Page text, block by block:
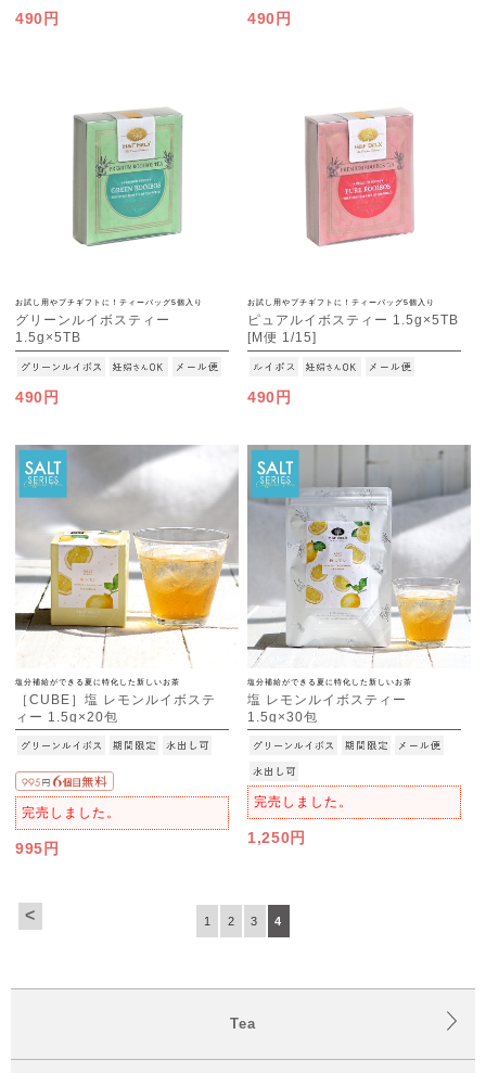
490円 490円
お試し用やプチギフトに！ティーバッグ5個入り
グリーンルイボスティー
1.5g×5TB
[M便 1/15]
490円
お試し用やプチギフトに！ティーバッグ5個入り
ピュアルイボスティー 1.5g×5TB
[M便 1/15]
490円
塩分補給ができる夏に特化した新しいお茶
［CUBE］塩 レモンルイボステ
ィー 1.5g×20包
完売しました。
995円
塩分補給ができる夏に特化した新しいお茶
塩 レモンルイボスティー
1.5g×30包
[M便 1/3]
完売しました。
1,250円
< 1 2 3 4
Tea